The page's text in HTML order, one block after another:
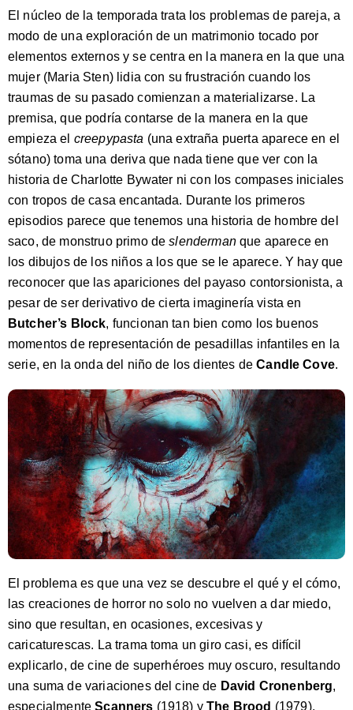
El núcleo de la temporada trata los problemas de pareja, a
modo de una exploración de un matrimonio tocado por
elementos externos y se centra en la manera en la que una
mujer (Maria Sten) lidia con su frustración cuando los
traumas de su pasado comienzan a materializarse. La
premisa, que podría contarse de la manera en la que
empieza el creepypasta (una extraña puerta aparece en el
sótano) toma una deriva que nada tiene que ver con la
historia de Charlotte Bywater ni con los compases iniciales
con tropos de casa encantada. Durante los primeros
episodios parece que tenemos una historia de hombre del
saco, de monstruo primo deslendermanque aparece en
los dibujos de los niños a los que se le aparece. Y hay que
reconocer que las apariciones del payaso contorsionista, a
pesar de ser derivativo de cierta imaginería vista en
Butcher’s Block, funcionan tan bien como los buenos
momentos de representación de pesadillas infantiles en la
serie, en la onda del niño de los dientes deCandle Cove.
El problema es que una vez se descubre el qué y el cómo,
las creaciones de horror no solo no vuelven a dar miedo,
sino que resultan, en ocasiones, excesivas y
caricaturescas. La trama toma un giro casi, es difícil
explicarlo, de cine de superhéroes muy oscuro, resultando
una suma de variaciones del cine de David Cronenberg,
especialmenteScanners (1918) yThe Brood (1979).